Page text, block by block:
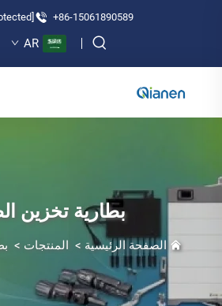
+86-15061890589
AR
بطارية تخزين
الصفحة الرئيسية > المنتجات >